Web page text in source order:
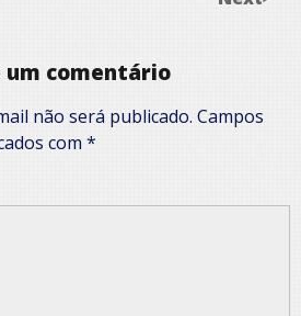
um comentário
não será publicado. Campos
com *